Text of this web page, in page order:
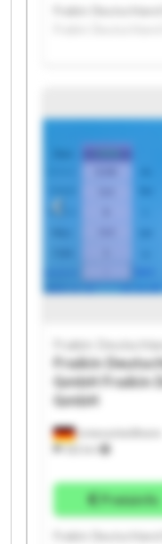
Fraikin
Fraikin
Fraikin
Fraikin
Fraikin
Fraikin
Fraikin
Unterschleißheim
332 km
Fraikin
Fraikin
GmbHFraikin
GmbH
Preisinfo